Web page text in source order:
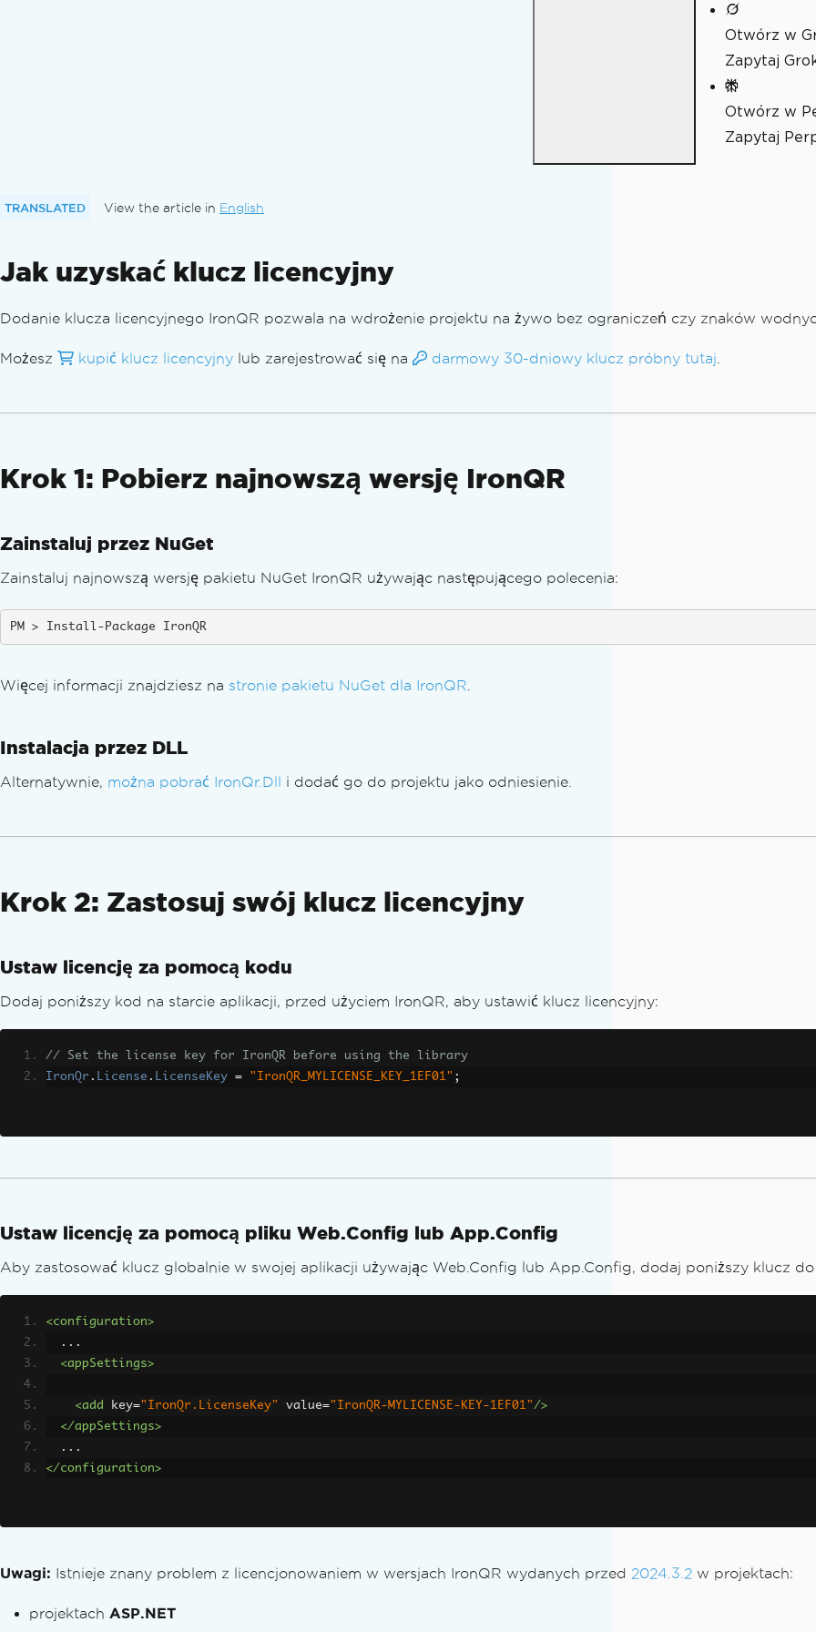
Otwórz w
Zapytaj
Otwórz w
Zapytaj
TRANSLATED View the article in English
Jak uzyskać klucz licencyjny
Dodanie klucza licencyjnego IronQR pozwala na wdrożenie projektu na żywo bez ograniczeń czy znaków
Możesz kupić klucz licencyjny lub zarejestrować się na darmowy 30-dniowy klucz próbny tutaj
Krok 1: Pobierz najnowszą wersję IronQR
Zainstaluj przez NuGet
Zainstaluj najnowszą wersję pakietu NuGet IronQR używając następującego polecenia:
Install-Package IronQR
Więcej informacji znajdziesz na stronie pakietu NuGet dla IronQR
Instalacja przez DLL
Alternatywnie, można pobrać IronQr.Dll i dodać go do projektu jako odniesienie.
Krok 2: Zastosuj swój klucz licencyjny
Ustaw licencję za pomocą kodu
Dodaj poniższy kod na starcie aplikacji, przed użyciem IronQR, aby ustawić klucz licencyjny:
// Set the license key for IronQR before using the library
IronQr . License . LicenseKey = "IronQR_MYLICENSE_KEY_1EF01" ;
Ustaw licencję za pomocą pliku Web.Config lub App.Config
Aby zastosować klucz globalnie w swojej aplikacji używając Web.Config lub App.Config, dodaj poniższy klucz
<configuration>
  ...
<appSettings>
<add key="IronQr.LicenseKey" value="IronQR-MYLICENSE-KEY-1EF01"/>
</appSettings>
  ...
</configuration>
Uwagi: Istnieje znany problem z licencjonowaniem w wersjach IronQR wydanych przed 2024.3.2 w projektach:
projektach ASP.NET